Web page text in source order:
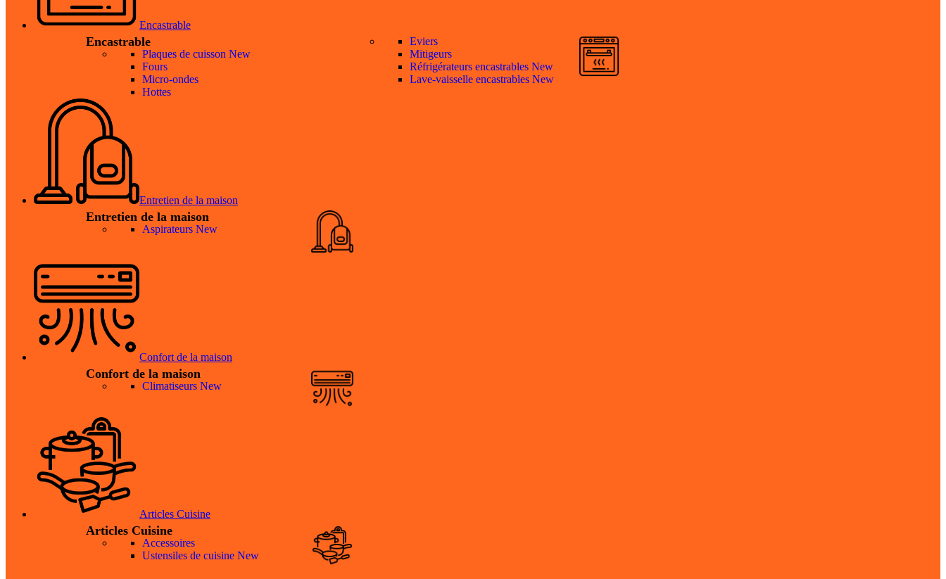
Encastrable
Encastrable
Plaques de cuisson New
Fours
Micro-ondes
Hottes
Eviers
Mitigeurs
Réfrigérateurs encastrables New
Lave-vaisselle encastrables New
Entretien de la maison
Entretien de la maison
Aspirateurs New
Confort de la maison
Confort de la maison
Climatiseurs New
Articles Cuisine
Articles Cuisine
Accessoires
Ustensiles de cuisine New